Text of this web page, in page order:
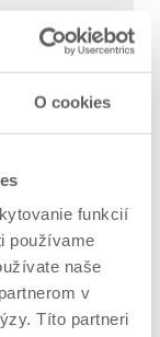
O cookies
funkcií
používame
naše
v
Títo partneri
ml